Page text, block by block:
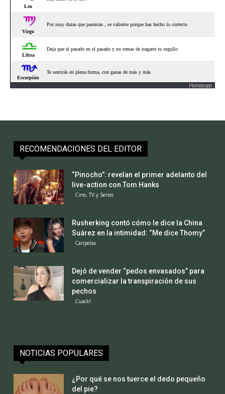
Horoscopo
RECOMENDACIONES DEL EDITOR
“Pinocho”: revelan el primer adelanto del
live-action con Tom Hanks
Cine, TV y Series
Rusherking contó cómo le dice la China
Suárez en la intimidad: “Me dice Thomy”
Caripelas
Dejó de vender “pedos envasados” para
comercializar la transpiración de sus
pechos
Cuack!
NOTICIAS POPULARES
¿Por qué se nos tuerce el dedo pequeño
del pie?